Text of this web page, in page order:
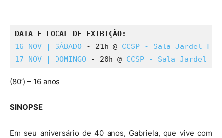
16 NOV | SÁBADO - 21h @ CCSP - Sala Jardel
17 NOV | DOMINGO - 20h @ CCSP - Sala Jardel
(80’) – 16 anos
SINOPSE
Em seu aniversário de 40 anos, Gabriela, que vive com